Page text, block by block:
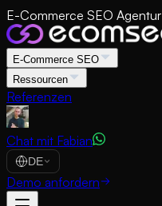
E-Commerce SEO Agentur
E-Commerce SEO
Ressourcen
Referenzen
Chat mit Fabian
DE
Demo anfordern